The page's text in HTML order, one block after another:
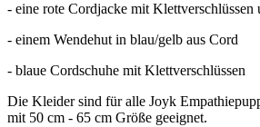
- eine rote Cordjacke mit Klettverschlüssen
- einem Wendehut in blau/gelb aus Cord
- blaue Cordschuhe mit Klettverschlüssen
Die Kleider sind für alle Joyk
mit 50 cm - 65 cm Größe geeignet.